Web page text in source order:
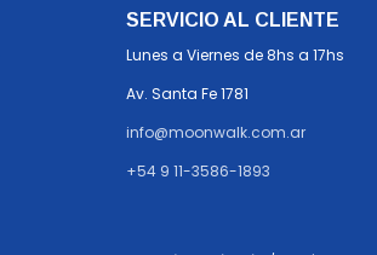
SERVICIO AL CLIENTE
Lunes a Viernes de 8hs a 17hs
Av. Santa Fe 1781
info@moonwalk.com.ar
+54 9 11-3586-1893